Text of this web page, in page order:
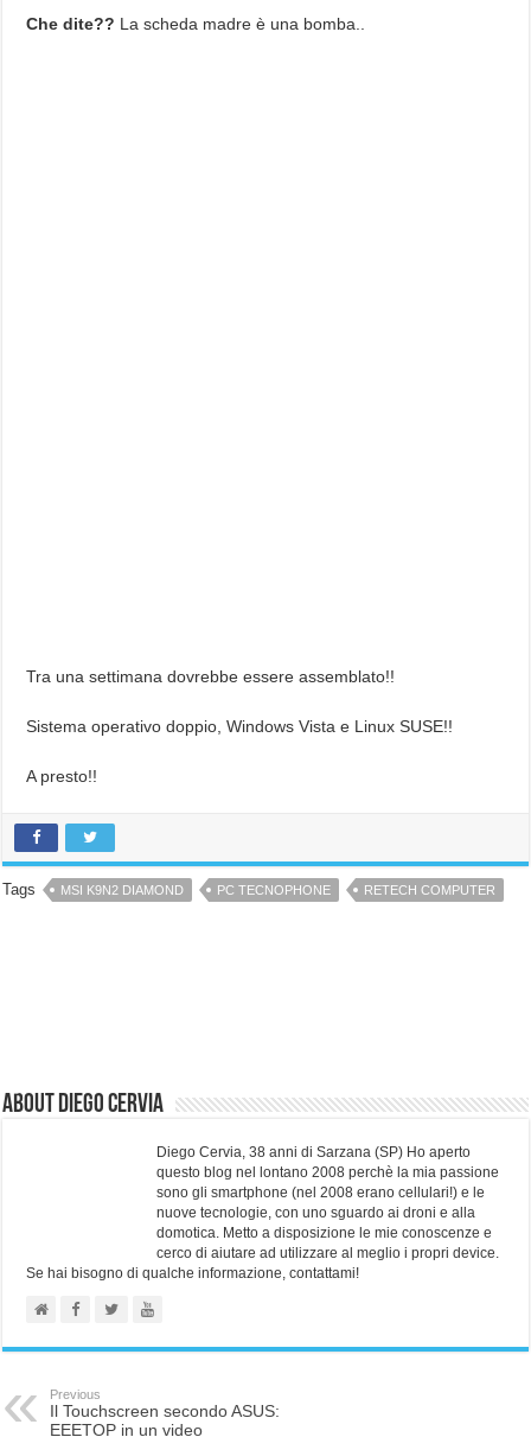
Che dite?? La scheda madre è una bomba..
Tra una settimana dovrebbe essere assemblato!!
Sistema operativo doppio, Windows Vista e Linux SUSE!!
A presto!!
Tags MSI K9N2 DIAMOND PC TECNOPHONE RETECH COMPUTER
About Diego Cervia
Diego Cervia, 38 anni di Sarzana (SP) Ho aperto
questo blog nel lontano 2008 perchè la mia passione
sono gli smartphone (nel 2008 erano cellulari!) e le
nuove tecnologie, con uno sguardo ai droni e alla
domotica. Metto a disposizione le mie conoscenze e
cerco di aiutare ad utilizzare al meglio i propri device.
Se hai bisogno di qualche informazione, contattami!
Previous
Il Touchscreen secondo ASUS:
EEETOP in un video